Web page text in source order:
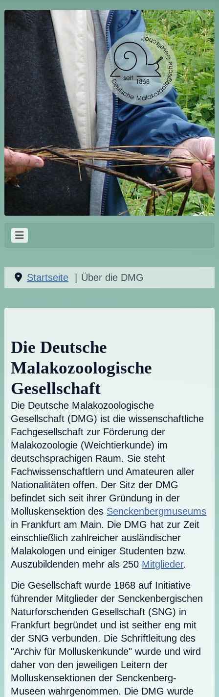
Startseite Über die DMG
Die Deutsche
Malakozoologische
Gesellschaft
Die Deutsche Malakozoologische
Gesellschaft (DMG) ist die wissenschaftliche
Fachgesellschaft zur Förderung der
Malakozoologie (Weichtierkunde) im
deutschsprachigen Raum. Sie steht
Fachwissenschaftlern und Amateuren aller
Nationalitäten offen. Der Sitz der DMG
befindet sich seit ihrer Gründung in der
Molluskensektion des Senckenbergmuseums
in Frankfurt am Main. Die DMG hat zur Zeit
einschließlich zahlreicher ausländischer
Malakologen und einiger Studenten bzw.
Auszubildenden mehr als 250 Mitglieder.
Die Gesellschaft wurde 1868 auf Initiative
führender Mitglieder der Senckenbergischen
Naturforschenden Gesellschaft (SNG) in
Frankfurt begründet und ist seither eng mit
der SNG verbunden. Die Schriftleitung des
"Archiv für Molluskenkunde" wurde und wird
daher von den jeweiligen Leitern der
Molluskensektionen der Senckenberg-
Museen wahrgenommen. Die DMG wurde